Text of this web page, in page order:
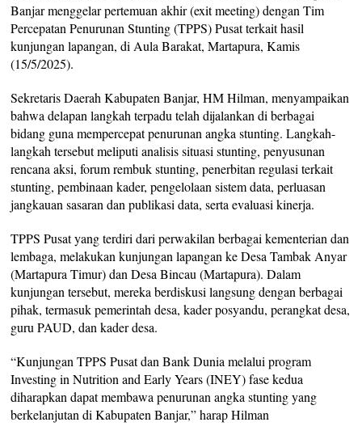
Banjar menggelar pertemuan akhir (exit meeting) dengan Tim
Percepatan Penurunan Stunting (TPPS) Pusat terkait hasil
kunjungan lapangan, di Aula Barakat, Martapura, Kamis
(15/5/2025).
Sekretaris Daerah Kabupaten Banjar, HM Hilman, menyampaikan
bahwa delapan langkah terpadu telah dijalankan di berbagai
bidang guna mempercepat penurunan angka stunting. Langkah-
langkah tersebut meliputi analisis situasi stunting, penyusunan
rencana aksi, forum rembuk stunting, penerbitan regulasi terkait
stunting, pembinaan kader, pengelolaan sistem data, perluasan
jangkauan sasaran dan publikasi data, serta evaluasi kinerja.
TPPS Pusat yang terdiri dari perwakilan berbagai kementerian dan
lembaga, melakukan kunjungan lapangan ke Desa Tambak Anyar
(Martapura Timur) dan Desa Bincau (Martapura). Dalam
kunjungan tersebut, mereka berdiskusi langsung dengan berbagai
pihak, termasuk pemerintah desa, kader posyandu, perangkat desa,
guru PAUD, dan kader desa.
“Kunjungan TPPS Pusat dan Bank Dunia melalui program
Investing in Nutrition and Early Years (INEY) fase kedua
diharapkan dapat membawa penurunan angka stunting yang
berkelanjutan di Kabupaten Banjar,” harap Hilman